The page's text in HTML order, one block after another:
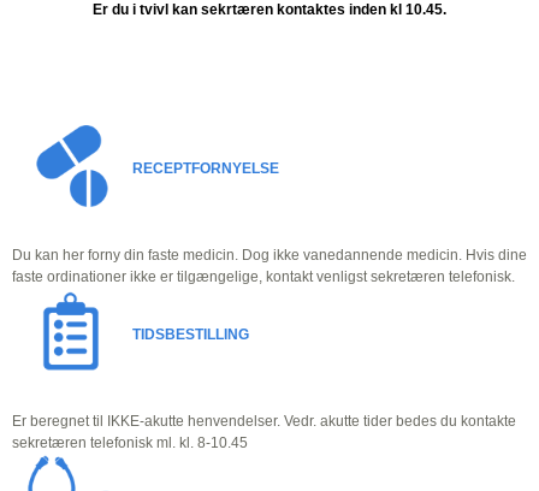
Er du i tvivl kan sekrtæren kontaktes inden kl 10.45.
RECEPTFORNYELSE
Du kan her forny din faste medicin. Dog ikke vanedannende medicin. Hvis dine
faste ordinationer ikke er tilgængelige, kontakt venligst sekretæren telefonisk.
TIDSBESTILLING
Er beregnet til IKKE-akutte henvendelser. Vedr. akutte tider bedes du kontakte
sekretæren telefonisk ml. kl. 8-10.45